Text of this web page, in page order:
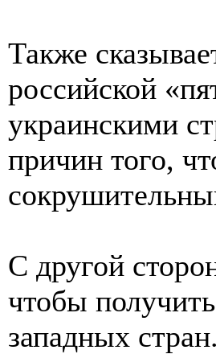
Также
российской
украинскими
причин того,
С другой
чтобы
западных стран.